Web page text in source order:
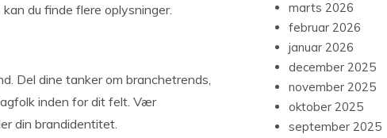
kan du finde flere oplysninger.
Del dine tanker om branchetrends,
inden for dit felt. Vær
din brandidentitet.
marts 2026
februar 2026
januar 2026
december 2025
november 2025
oktober 2025
september 2025